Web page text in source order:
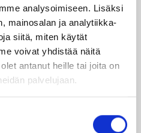
analysoimiseen. Lisäksi
mainosalan ja analytiikka-
siitä, miten käytät
voivat yhdistää näitä
antanut heille tai joita on
palvelujaan.